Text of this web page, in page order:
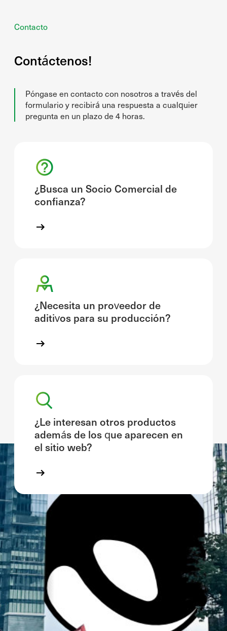
Contacto
Contáctenos!
Póngase en contacto con nosotros a través del
formulario y recibirá una respuesta a cualquier
pregunta en un plazo de 4 horas.
¿Busca un Socio Comercial de
confianza?
¿Necesita un proveedor de
aditivos para su producción?
¿Le interesan otros productos
además de los que aparecen en
el sitio web?